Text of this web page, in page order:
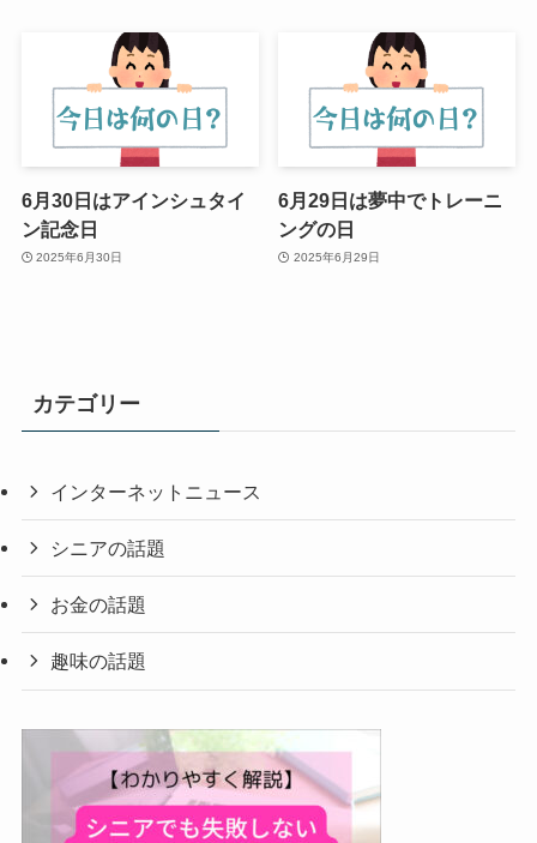
6月30日はアインシュタイ
ン記念日
2025年6月30日
6月29日は夢中でトレーニ
ングの日
2025年6月29日
カテゴリー
インターネットニュース
シニアの話題
お金の話題
趣味の話題